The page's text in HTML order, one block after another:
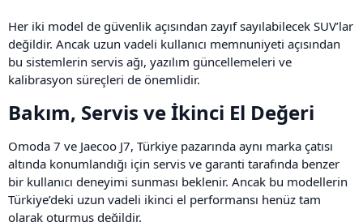
Her iki model de güvenlik açısından zayıf sayılabilecek SUV’lar
değildir. Ancak uzun vadeli kullanıcı memnuniyeti açısından
bu sistemlerin servis ağı, yazılım güncellemeleri ve
kalibrasyon süreçleri de önemlidir.
Bakım, Servis ve İkinci El Değeri​
Omoda 7 ve Jaecoo J7, Türkiye pazarında aynı marka çatısı
altında konumlandığı için servis ve garanti tarafında benzer
bir kullanıcı deneyimi sunması beklenir. Ancak bu modellerin
Türkiye’deki uzun vadeli ikinci el performansı henüz tam
olarak oturmuş değildir.